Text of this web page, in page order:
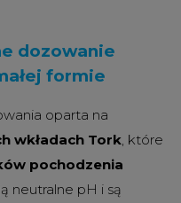
dozowanie
formie
oparta na
wkładach Tork, które
pochodzenia
neutralne pH i są